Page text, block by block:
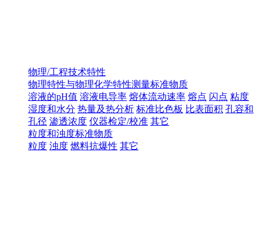
物理/工程技术特性
物理特性与物理化学特性测量标准物质
溶液的pH值 溶液电导率 熔体流动速率 熔点 闪点 粘度
湿度和水分 热量及热分析 标准比色板 比表面积 孔容和
孔径 渗透浓度 仪器检定/校准 其它
粒度和浊度标准物质
粒度 浊度 燃料抗爆性 其它